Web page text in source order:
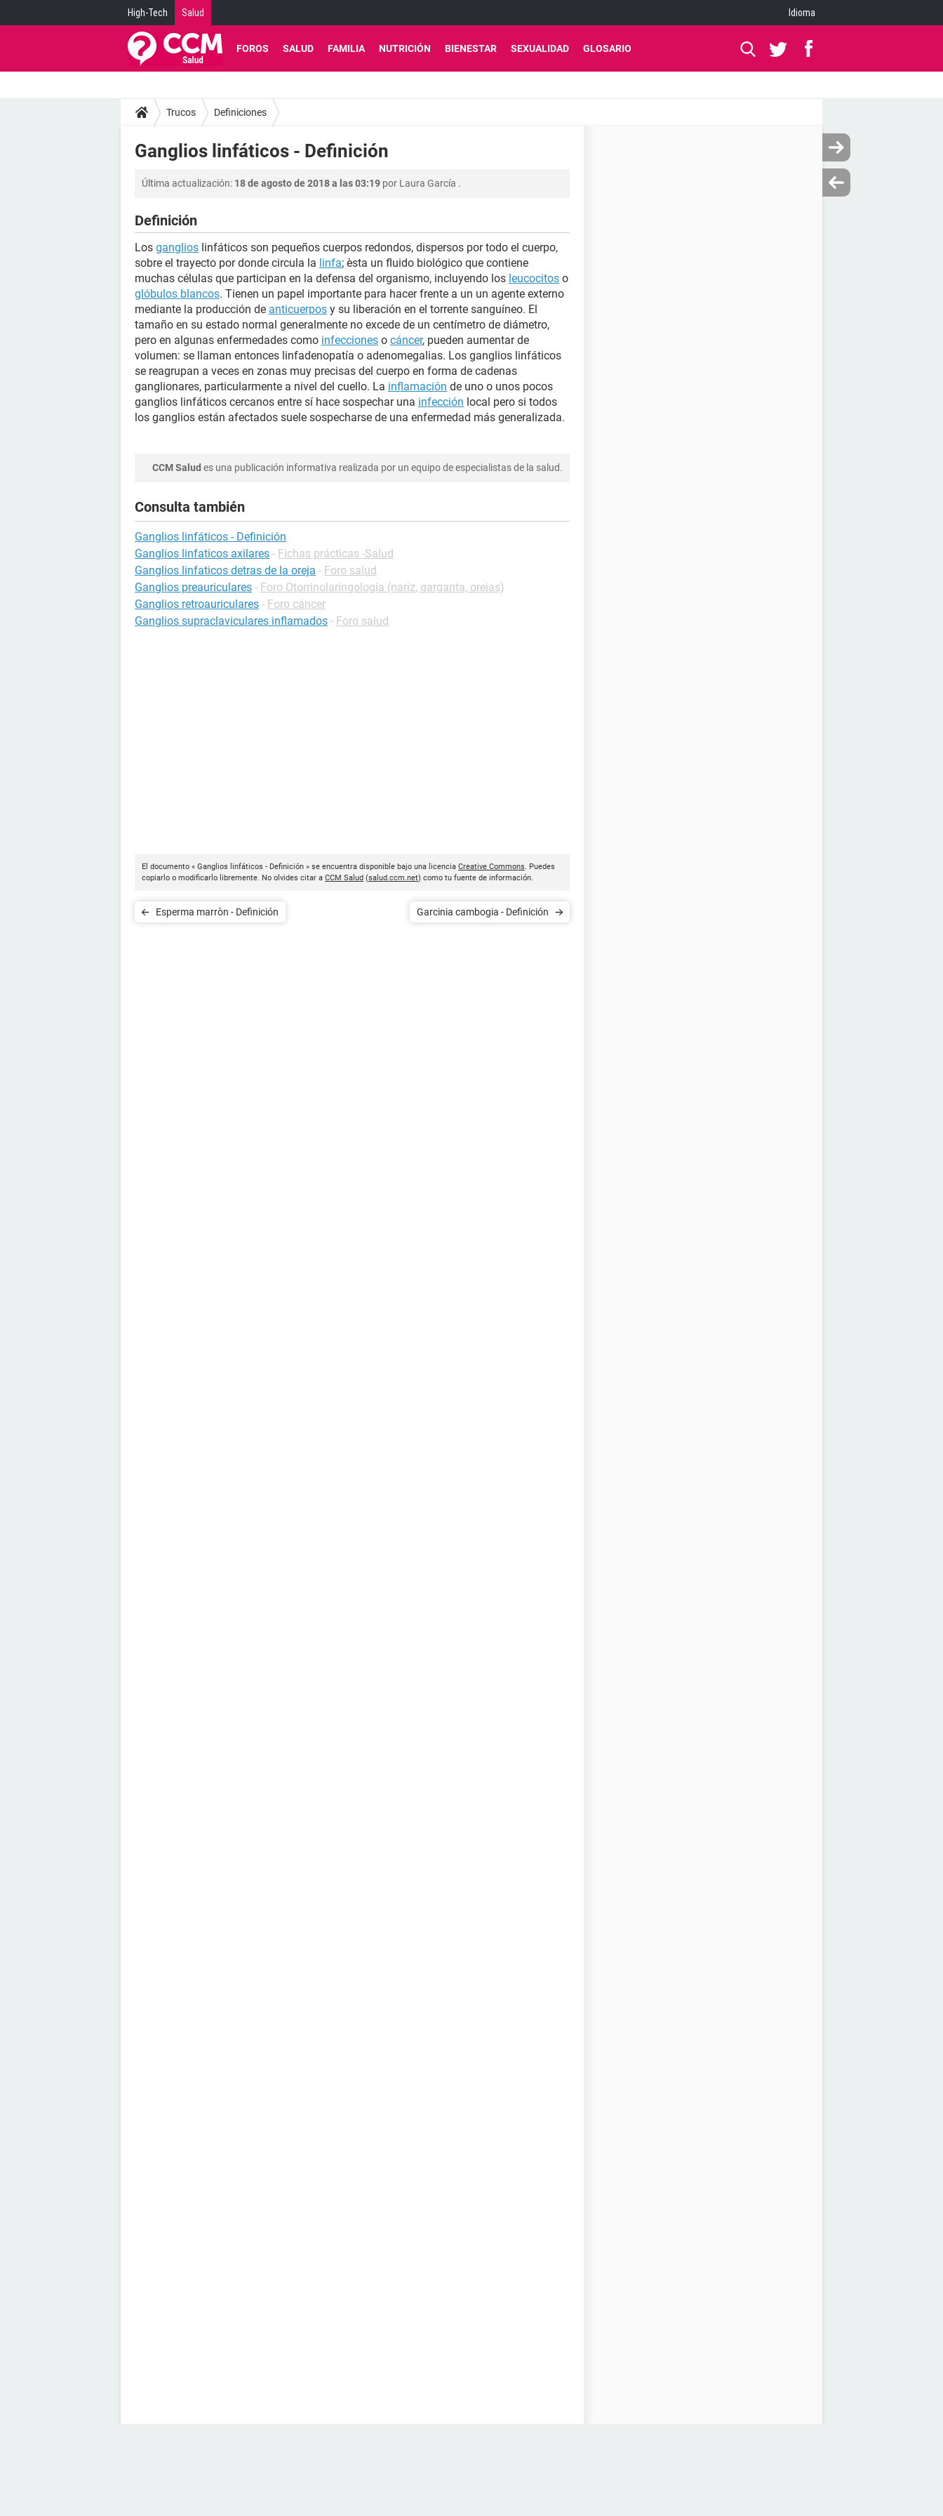
High-Tech Salud Idioma
FOROS SALUD FAMILIA NUTRICIÓN BIENESTAR SEXUALIDAD GLOSARIO
Trucos Definiciones
Ganglios linfáticos - Definición
Última actualización: 18 de agosto de 2018 a las 03:19 por Laura García .
Definición
Los ganglios linfáticos son pequeños cuerpos redondos, dispersos por todo el cuerpo,
sobre el trayecto por donde circula la linfa; èsta un fluido biológico que contiene
muchas células que participan en la defensa del organismo, incluyendo los leucocitos o
glóbulos blancos. Tienen un papel importante para hacer frente a un un agente externo
mediante la producción de anticuerpos y su liberación en el torrente sanguíneo. El
tamaño en su estado normal generalmente no excede de un centímetro de diámetro,
pero en algunas enfermedades como infecciones o cáncer, pueden aumentar de
volumen: se llaman entonces linfadenopatía o adenomegalias. Los ganglios linfáticos
se reagrupan a veces en zonas muy precisas del cuerpo en forma de cadenas
ganglionares, particularmente a nivel del cuello. La inflamación de uno o unos pocos
ganglios linfáticos cercanos entre sí hace sospechar una infección local pero si todos
los ganglios están afectados suele sospecharse de una enfermedad más generalizada.
CCM Salud es una publicación informativa realizada por un equipo de especialistas de la salud.
Consulta también
Ganglios linfáticos - Definición
Ganglios linfaticos axilares - Fichas prácticas -Salud
Ganglios linfaticos detras de la oreja - Foro salud
Ganglios preauriculares - Foro Otorrinolaringología (nariz, garganta, orejas)
Ganglios retroauriculares - Foro cáncer
Ganglios supraclaviculares inflamados - Foro salud
El documento « Ganglios linfáticos - Definición » se encuentra disponible bajo una licencia Creative Commons. Puedes
copiarlo o modificarlo libremente. No olvides citar a CCM Salud (salud.ccm.net) como tu fuente de información.
Esperma marròn - Definición Garcinia cambogia - Definición